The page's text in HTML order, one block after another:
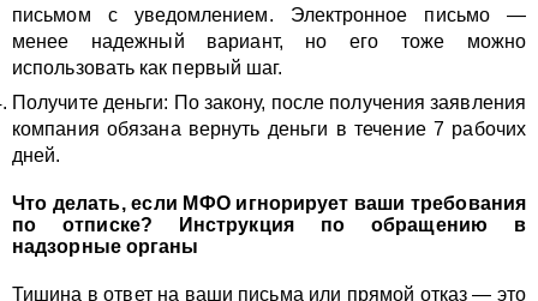
письмом с уведомлением. Электронное письмо —
менее надежный вариант, но его тоже можно
использовать как первый шаг.
Получите деньги: По закону, после получения заявления
компания обязана вернуть деньги в течение 7 рабочих
дней.
Что делать, если МФО игнорирует ваши требования
по отписке? Инструкция по обращению в
надзорные органы
Тишина в ответ на ваши письма или прямой отказ — это